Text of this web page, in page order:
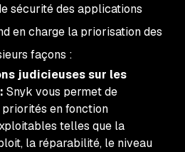
sécurité des applications
en charge la priorisation des
façons :
judicieuses sur les
Snyk vous permet de
en fonction
telles que la
la réparabilité, le niveau